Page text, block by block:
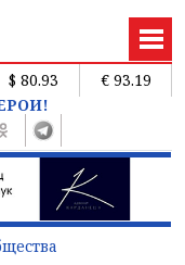
$ 80.93
€ 93.19